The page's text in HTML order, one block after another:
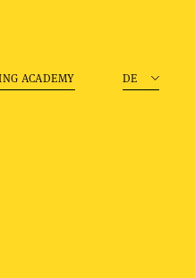
ACADEMY DE